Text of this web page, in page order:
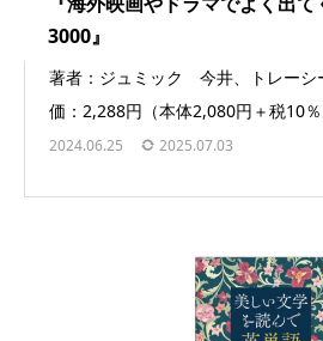
3000』
著者：ジュミック 今井、トレーシ
価：2,288円（本体2,080円＋税10
2024.06.25 2025.07.03